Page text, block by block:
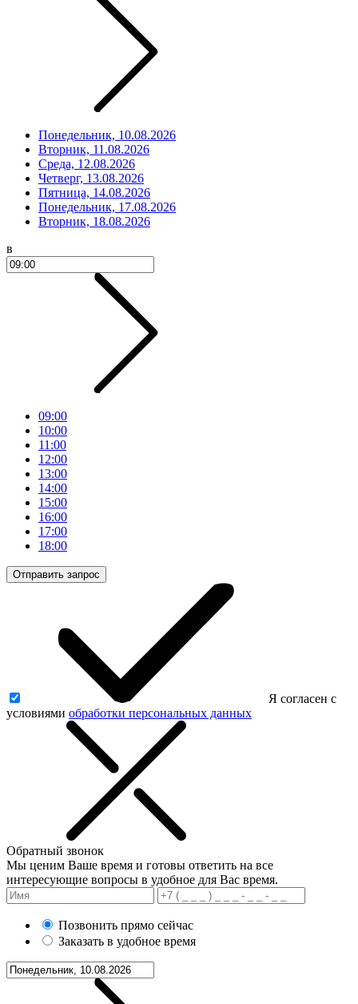
Понедельник, 10.08.2026
Вторник, 11.08.2026
Среда, 12.08.2026
Четверг, 13.08.2026
Пятница, 14.08.2026
Понедельник, 17.08.2026
Вторник, 18.08.2026
в
09:00
10:00
11:00
12:00
13:00
14:00
15:00
16:00
17:00
18:00
Отправить запрос
Я согласен с
условиями обработки персональных данных
Обратный звонок
Мы ценим Ваше время и готовы ответить на все
интересующие вопросы в удобное для Вас время.
Позвонить прямо сейчас
Заказать в удобное время